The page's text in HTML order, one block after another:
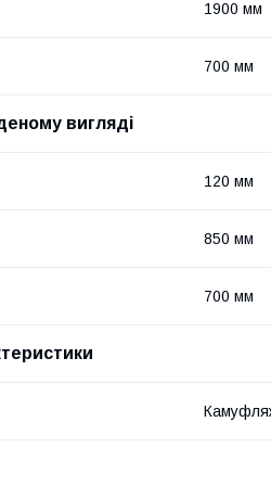
1900 мм
700 мм
вигляді
120 мм
850 мм
700 мм